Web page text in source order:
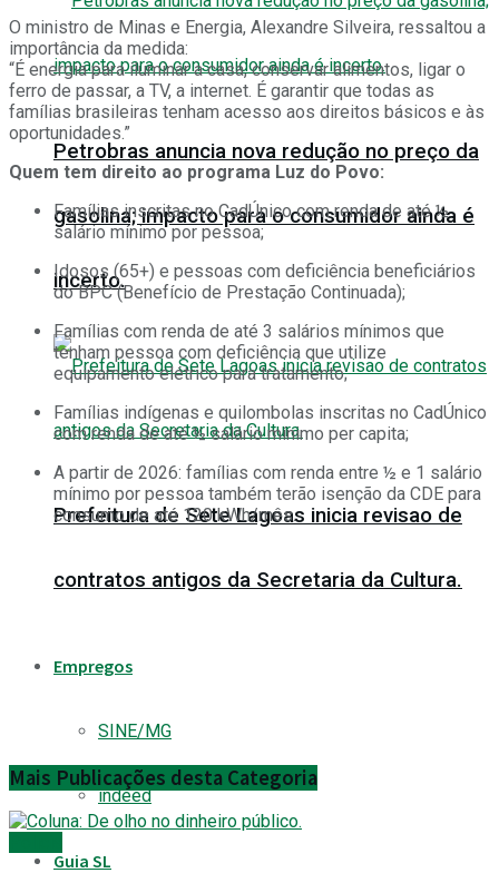
Petrobras anuncia nova redução no preço da
gasolina; impacto para o consumidor ainda é
incerto.
Prefeitura de Sete Lagoas inicia revisao de
contratos antigos da Secretaria da Cultura.
Empregos
SINE/MG
indeed
Guia SL
O ministro de Minas e Energia, Alexandre Silveira, ressaltou a
importância da medida:
“É energia para iluminar a casa, conservar alimentos, ligar o
ferro de passar, a TV, a internet. É garantir que todas as
famílias brasileiras tenham acesso aos direitos básicos e às
oportunidades.”
Quem tem direito ao programa Luz do Povo:
Famílias inscritas no CadÚnico com renda de até ½
salário mínimo por pessoa;
Idosos (65+) e pessoas com deficiência beneficiários
do BPC (Benefício de Prestação Continuada);
Famílias com renda de até 3 salários mínimos que
tenham pessoa com deficiência que utilize
equipamento elétrico para tratamento;
Famílias indígenas e quilombolas inscritas no CadÚnico
com renda de até ½ salário mínimo per capita;
A partir de 2026: famílias com renda entre ½ e 1 salário
mínimo por pessoa também terão isenção da CDE para
consumo de até 120 kWh/mês.
Mais Publicações desta Categoria